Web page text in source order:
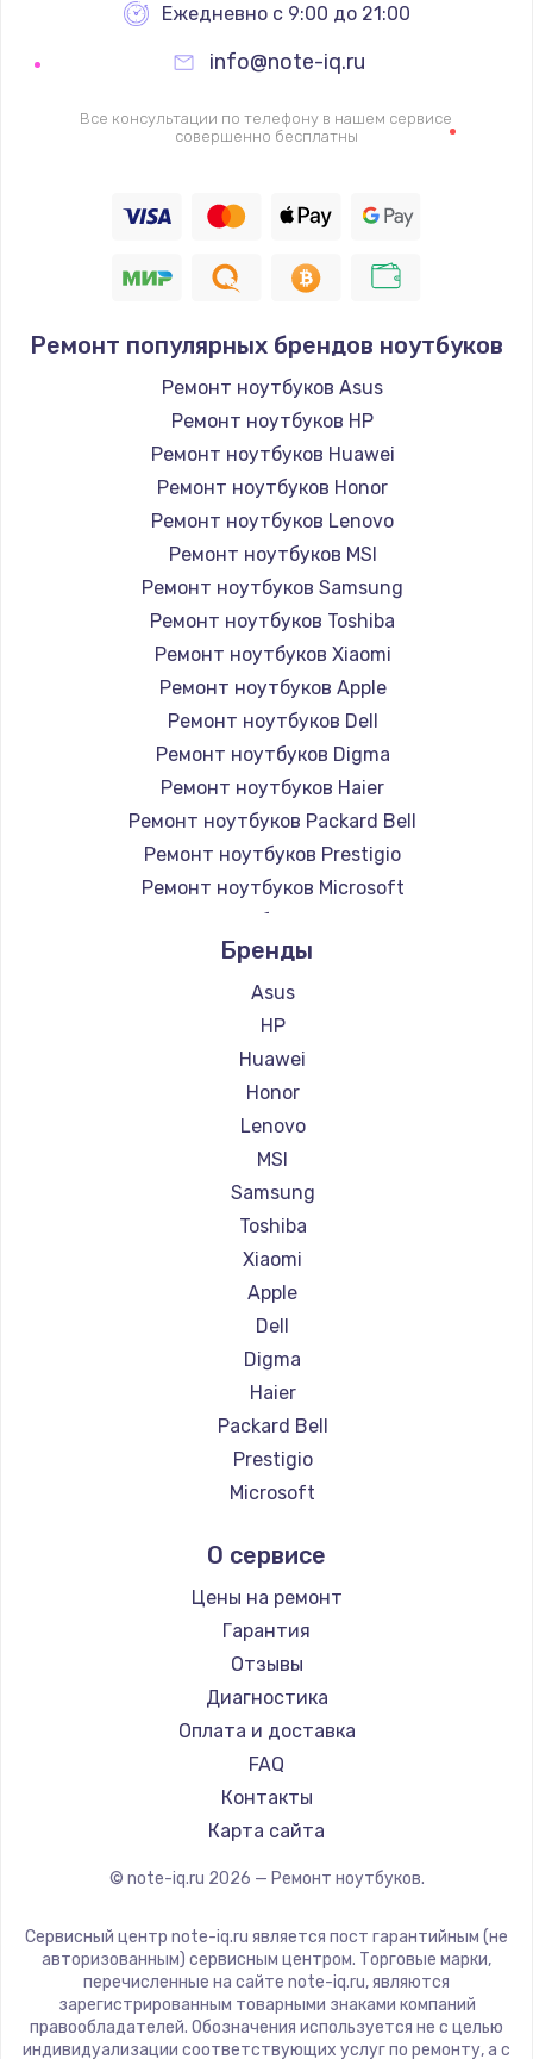
Ежедневно с 9:00 до 21:00
info@note-iq.ru
Все консультации по телефону в нашем сервисе
совершенно бесплатны
Ремонт популярных брендов ноутбуков
Ремонт ноутбуков Asus
Ремонт ноутбуков HP
Ремонт ноутбуков Huawei
Ремонт ноутбуков Honor
Ремонт ноутбуков Lenovo
Ремонт ноутбуков MSI
Ремонт ноутбуков Samsung
Ремонт ноутбуков Toshiba
Ремонт ноутбуков Xiaomi
Ремонт ноутбуков Apple
Ремонт ноутбуков Dell
Ремонт ноутбуков Digma
Ремонт ноутбуков Haier
Ремонт ноутбуков Packard Bell
Ремонт ноутбуков Prestigio
Ремонт ноутбуков Microsoft
Ремонт ноутбуков Alienware
Ремонт ноутбуков Aquarius
Ремонт ноутбуков Gigabyte
Ремонт ноутбуков Aorus
Ремонт ноутбуков Maibenben
Ремонт ноутбуков Getac
Ремонт ноутбуков Epson
Ремонт ноутбуков Philips
Ремонт ноутбуков LG
Ремонт ноутбуков Panasonic
Ремонт ноутбуков Irbis
Ремонт ноутбуков Thunderobot
Ремонт ноутбуков Hasee
Ремонт ноутбуков ZTE
Ремонт ноутбуков Hiper
Ремонт ноутбуков Evga
Ремонт ноутбуков Google
Ремонт ноутбуков Echips
Ремонт ноутбуков Predator
Ремонт ноутбуков iru
Ремонт ноутбуков Machenike
Ремонт ноутбуков DEXP
Ремонт ноутбуков Teclast
Ремонт ноутбуков CHUWI
Ремонт ноутбуков Colorful
Бренды
Asus
HP
Huawei
Honor
Lenovo
MSI
Samsung
Toshiba
Xiaomi
Apple
Dell
Digma
Haier
Packard Bell
Prestigio
Microsoft
Aquarius
Gigabyte
Aorus
Maibenben
Getac
Epson
Philips
LG
Panasonic
ZTE
Hiper
Evga
О сервисе
Цены на ремонт
Гарантия
Отзывы
Диагностика
Оплата и доставка
FAQ
Контакты
Карта сайта
© note-iq.ru 2026 — Ремонт ноутбуков.
Сервисный центр note-iq.ru является пост гарантийным (не
авторизованным) сервисным центром. Торговые марки,
перечисленные на сайте note-iq.ru, являются
зарегистрированным товарными знаками компаний
правообладателей. Обозначения используется не с целью
индивидуализации соответствующих услуг по ремонту, а с